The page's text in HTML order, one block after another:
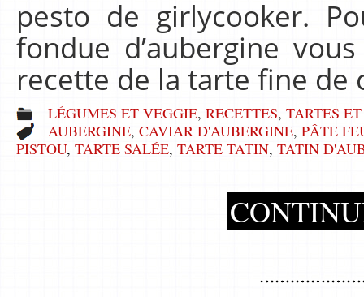
pesto de girlycooker.
fondue d’aubergine
recette de la tarte fine de
LÉGUMES ET VEGGIE, RECETTES, TARTES
AUBERGINE, CAVIAR D'AUBERGINE, PÂTE
PISTOU, TARTE SALÉE, TARTE TATIN, TATIN